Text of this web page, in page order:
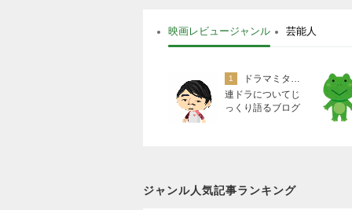
映画レビュージャンル 芸能人
1
ドラマミタロー
連ドラについてじ
っくり語るブログ
ジャンル人気記事ランキング